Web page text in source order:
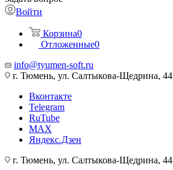
Войти
Корзина0
Отложенные0
info@tyumen-soft.ru
г. Тюмень, ул. Салтыкова-Щедрина, 44
Вконтакте
Telegram
RuTube
MAX
Яндекс.Дзен
г. Тюмень, ул. Салтыкова-Щедрина, 44